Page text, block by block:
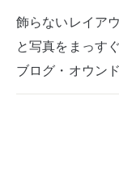
飾らないレイア
と写真をまっす
ブログ・オウン